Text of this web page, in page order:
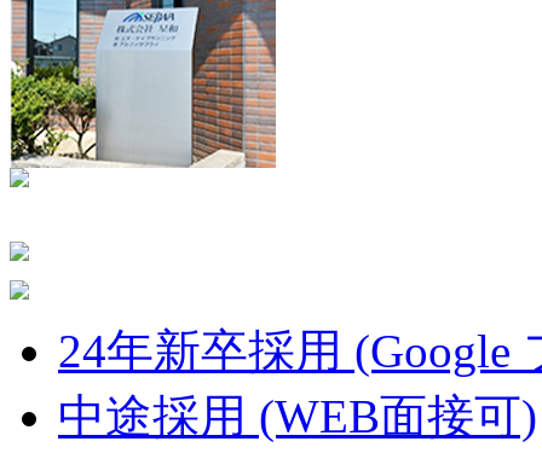
24年新卒採用 (Google
中途採用 (WEB面接可)